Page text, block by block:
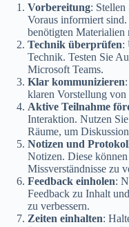
Vorbereitung: Stellen
Voraus informiert
benötigten Materialien
Technik überprüfen:
Technik. Testen Sie
Microsoft Teams.
Klar kommunizieren
klaren Vorstellung
Aktive Teilnahme
Interaktion. Nutzen
Räume, um
Notizen und
Notizen. Diese
Missverständnisse zu
Feedback einholen:
Feedback zu Inhalt
zu verbessern.
Zeiten einhalten: